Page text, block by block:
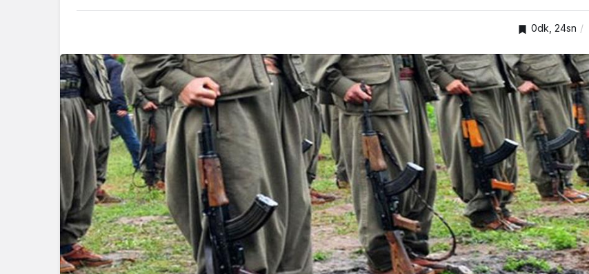
0dk, 24sn
TOP20HABER
LÖSEV’den Kocaeli’de
”Büyük Aile Pikniği”
EKONOMİ
Benzine zam yolda!